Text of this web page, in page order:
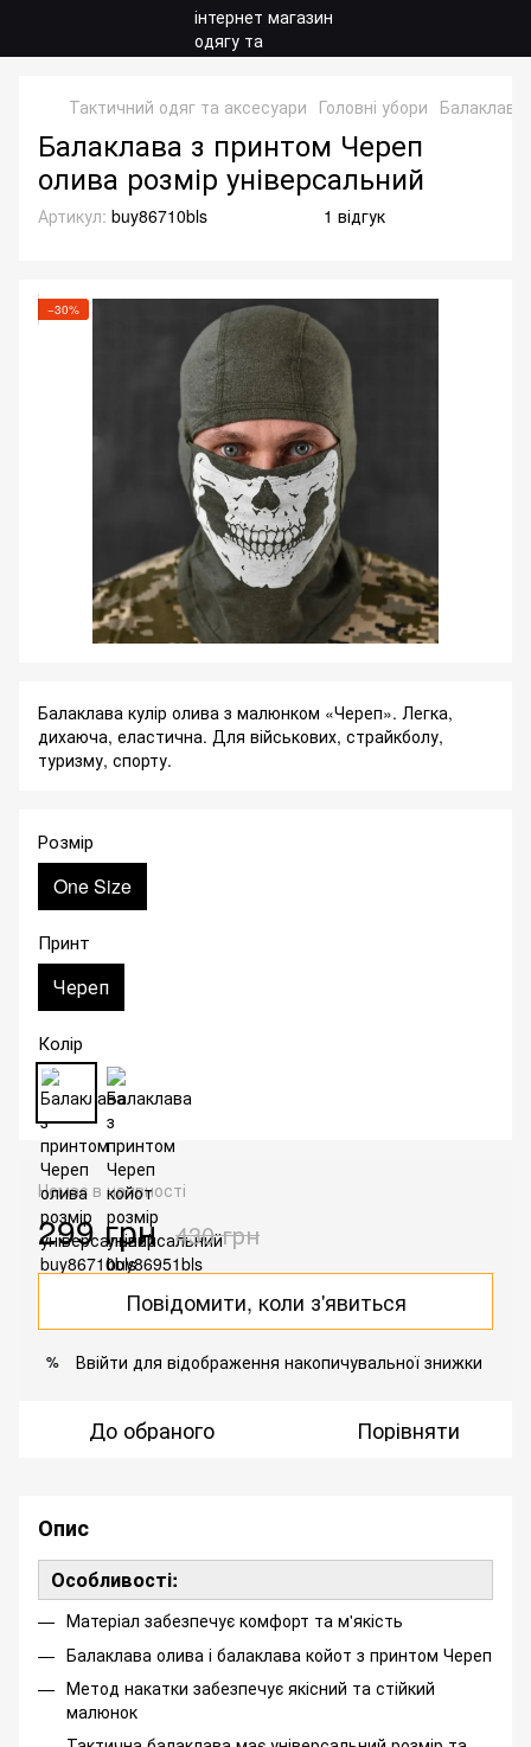
Тактичний одяг та аксесуари Головні убори Балаклави
Балаклава з принтом Череп
олива розмір універсальний
Артикул: buy86710bls 1 відгук
−30%
Балаклава кулір олива з малюнком «Череп». Легка,
дихаюча, еластична. Для військових, страйкболу,
туризму, спорту.
Розмір
One Size
Принт
Череп
Колір
Немає в наявності
299 грн 430 грн
Повідомити, коли з'явиться
% Ввійти для відображення накопичувальної знижки
До обраного Порівняти
Опис
Особливості:
Матеріал забезпечує комфорт та м'якість
Балаклава олива і балаклава койот з принтом Череп
Метод накатки забезпечує якісний та стійкий
малюнок